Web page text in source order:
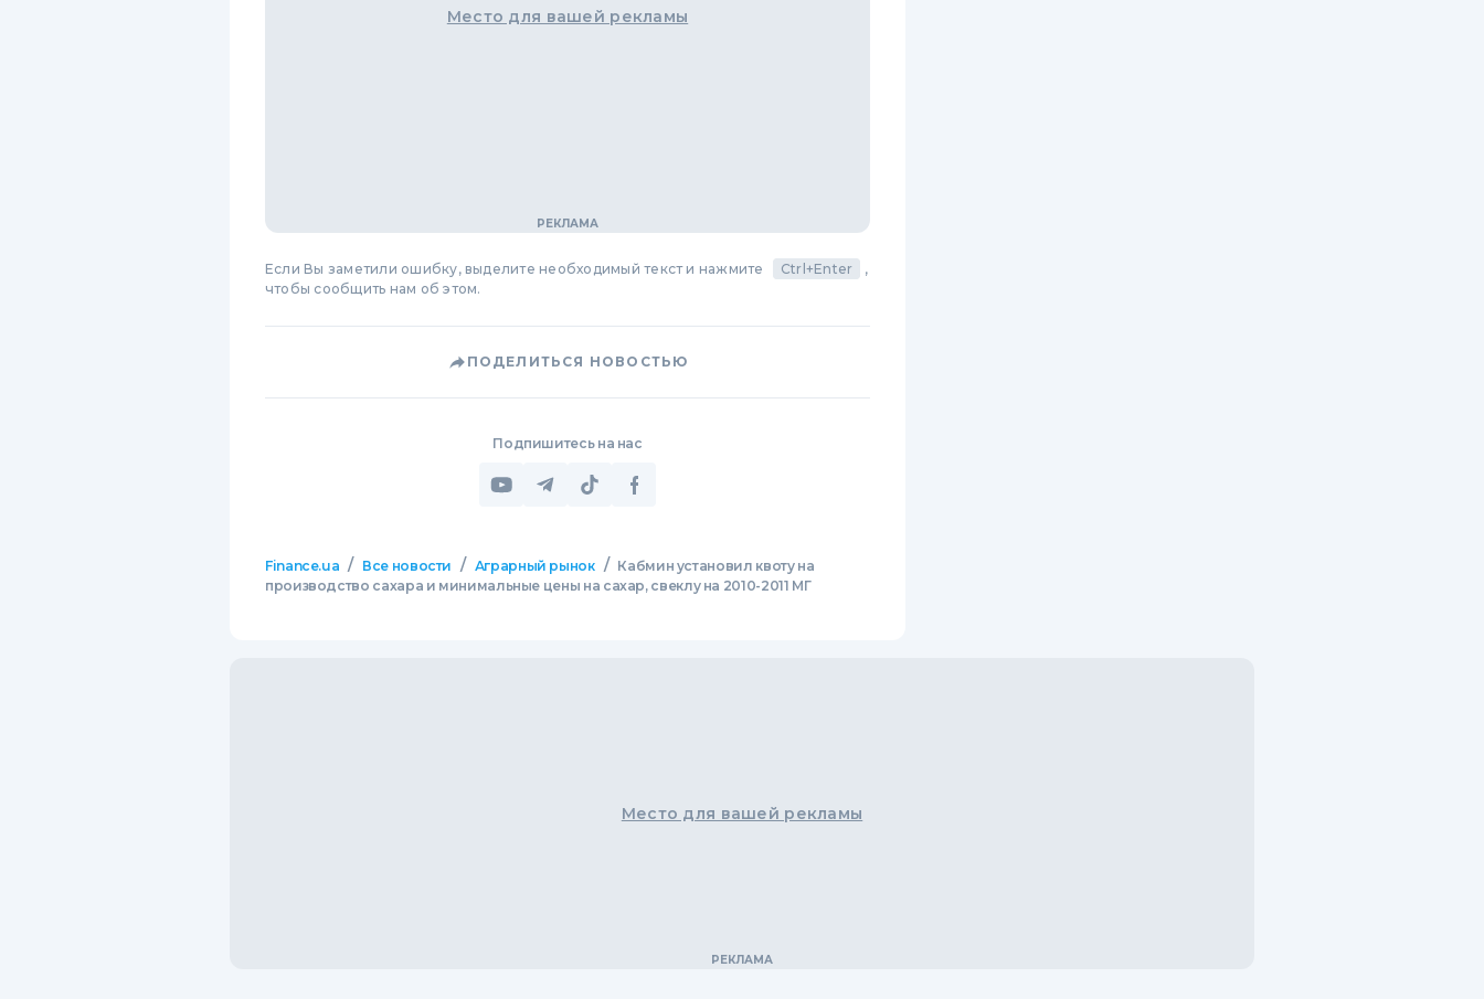
Место для вашей рекламы
Если Вы заметили ошибку, выделите необходимый текст и нажмите Ctrl+Enter
,
чтобы сообщить нам об этом.
ПОДЕЛИТЬСЯ НОВОСТЬЮ
Подпишитесь на нас
Finance.ua / Все новости / Аграрный рынок / Кабмин установил квоту на
производство сахара и минимальные цены на сахар, свеклу на 2010-2011 МГ
Место для вашей рекламы